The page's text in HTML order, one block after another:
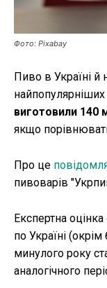
Ми в
Фото: Pixabay
Пиво в Україні й
найпопулярніших
виготовили 140
якщо
Про це
пивоварів
Експертна
по Україні
минулого року
аналогічного